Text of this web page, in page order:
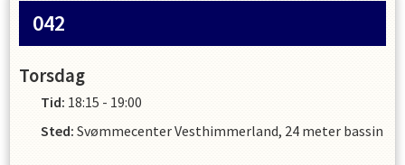
042
Torsdag
Tid: 18:15 - 19:00
Sted: Svømmecenter Vesthimmerland, 24 meter bassin